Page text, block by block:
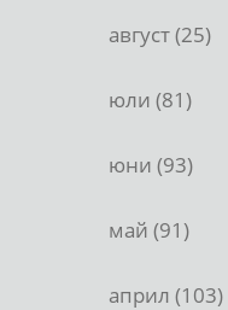
август (25)
юли (81)
юни (93)
май (91)
април (103)